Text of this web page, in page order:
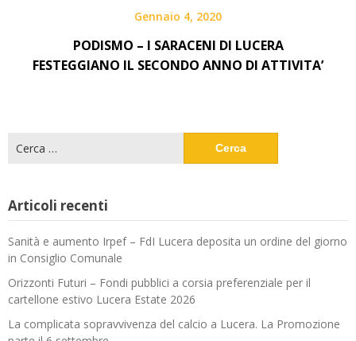
Gennaio 4, 2020
PODISMO – I SARACENI DI LUCERA
FESTEGGIANO IL SECONDO ANNO DI ATTIVITA’
per:
Articoli recenti
Sanità e aumento Irpef – FdI Lucera deposita un ordine del giorno
in Consiglio Comunale
Orizzonti Futuri – Fondi pubblici a corsia preferenziale per il
cartellone estivo Lucera Estate 2026
La complicata sopravvivenza del calcio a Lucera. La Promozione